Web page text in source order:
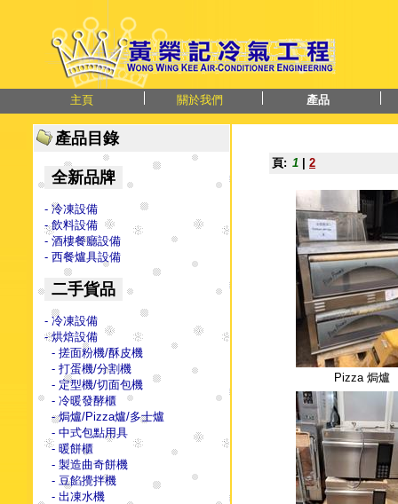
主頁 關於我們 產品
產品目錄
全新品牌
- 冷凍設備
- 飲料設備
- 酒樓餐廳設備
- 西餐爐具設備
二手貨品
- 冷凍設備
- 烘焙設備
- 搓面粉機/酥皮機
- 打蛋機/分割機
- 定型機/切面包機
- 冷暖發酵櫃
- 焗爐/Pizza爐/多士爐
- 中式包點用具
- 暖餅櫃
- 製造曲奇餅機
- 豆餡攪拌機
- 出凍水機
頁: 1 2
Pizza 焗爐